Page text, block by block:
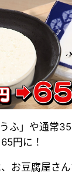
ふ」や通常
円に！
お豆腐屋さ